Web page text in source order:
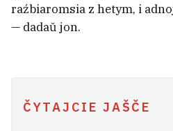
raźbiaromsia z hetym, i
— dadaŭ jon.
ČYTAJCIE JAŠČE
«Pry +30
vokny». Žodzincy